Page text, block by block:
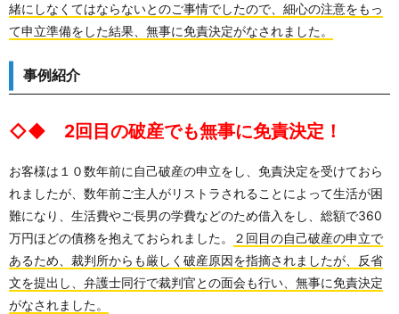
緒にしなくてはならないとのご事情でしたので、細心の注意をもっ
て申立準備をした結果、無事に免責決定がなされました。
事例紹介
◇◆ 2回目の破産でも無事に免責決定！
お客様は１０数年前に自己破産の申立をし、免責決定を受けておら
れましたが、数年前ご主人がリストラされることによって生活が困
難になり、生活費やご長男の学費などのため借入をし、総額で360
万円ほどの債務を抱えておられました。
２回目の自己破産の申立で
あるため、裁判所からも厳しく破産原因を指摘されましたが、反省
文を提出し、弁護士同行で裁判官との面会も行い、無事に免責決定
がなされました。